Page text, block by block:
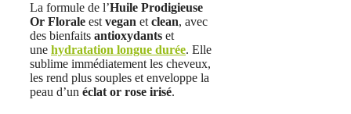
La formule de l’Huile Prodigieuse
Or Florale est vegan et clean, avec
des bienfaits antioxydants et
une hydratation longue durée. Elle
sublime immédiatement les cheveux,
les rend plus souples et enveloppe la
peau d’un éclat or rose irisé.